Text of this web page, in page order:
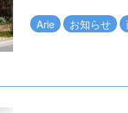
Arie お知らせ